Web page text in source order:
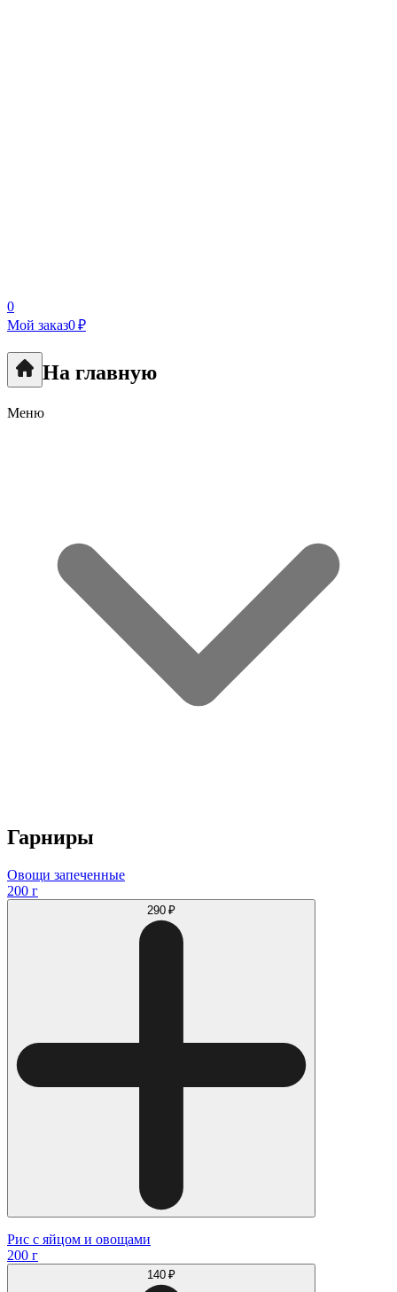
0
Мой заказ0 ₽
На главную
Меню
Гарниры
Овощи запеченные
200 г
290 ₽
Рис с яйцом и овощами
200 г
140 ₽